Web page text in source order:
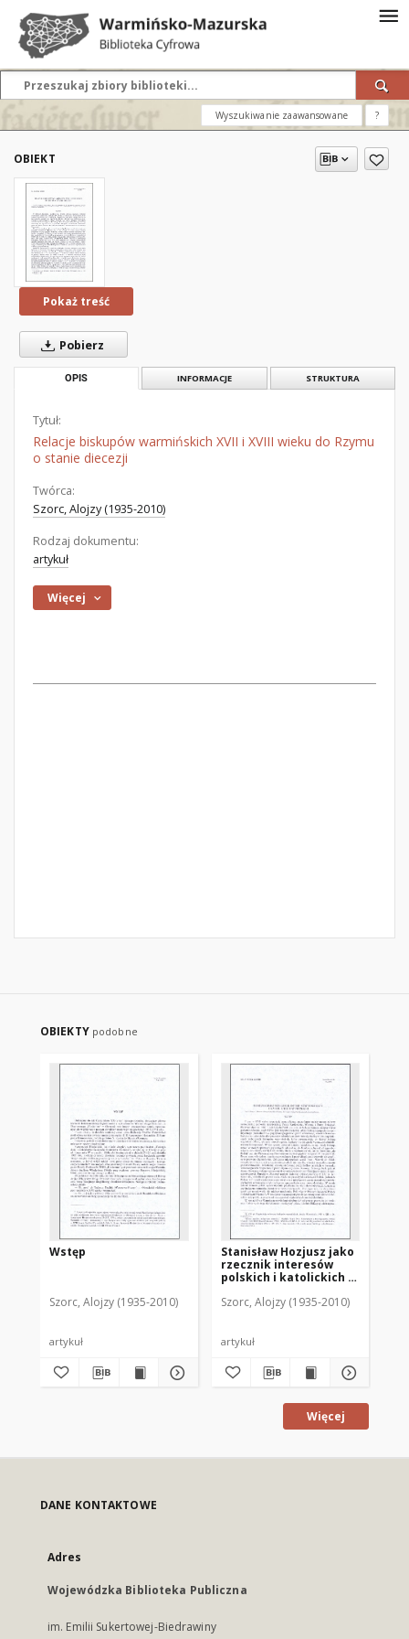
Wyszukiwanie zaawansowane ?
OBIEKT
Pokaż treść
Pobierz
OPIS INFORMACJE STRUKTURA
Tytuł:
Relacje biskupów warmińskich XVII i XVIII wieku do Rzymu
o stanie diecezji
Twórca:
Szorc, Alojzy (1935-2010)
Rodzaj dokumentu:
artykuł
Więcej
OBIEKTY podobne
Wstęp
Szorc, Alojzy (1935-2010)
artykuł
Stanisław Hozjusz jako
rzecznik interesów
polskich i katolickich w
Szorc, Alojzy (1935-2010)
artykuł
Więcej
DANE KONTAKTOWE
Adres
Wojewódzka Biblioteka Publiczna
im. Emilii Sukertowej-Biedrawiny